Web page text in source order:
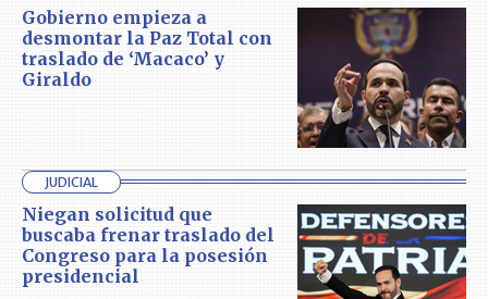
Gobierno empieza a
desmontar la Paz Total con
traslado de ‘Macaco’ y
Giraldo
JUDICIAL
Niegan solicitud que
buscaba frenar traslado del
Congreso para la posesión
presidencial